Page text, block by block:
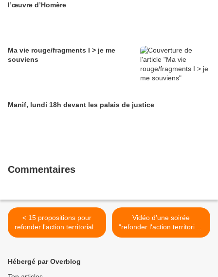
l’œuvre d’Homère
Ma vie rouge/fragments I > je me
souviens
Manif, lundi 18h devant les palais de justice
Commentaires
< 15 propositions pour
refonder l'action territoriale,
un rapport pourTerravNova
Vidéo d'une soirée
"refonder l'action territoriale
et sa déclinaison Grand
Hébergé par Overblog